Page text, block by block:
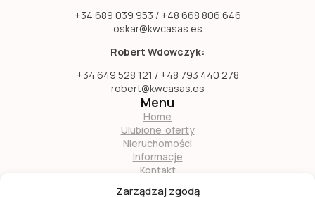
Zarządzaj zgodą
+34 689 039 953 / +48 668 806 646
oskar@kwcasas.es
Robert Wdowczyk:
+34 649 528 121 / +48 793 440 278
robert@kwcasas.es
Menu
Home
Ulubione oferty
Nieruchomości
Informacje
Kontakt